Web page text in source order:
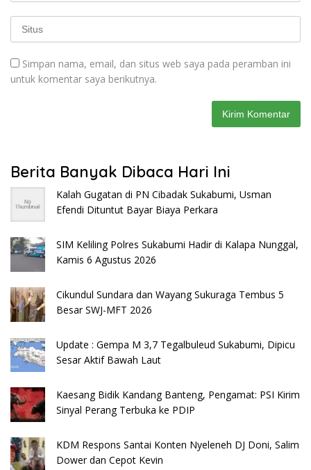
Simpan nama, email, dan situs web saya pada peramban ini
untuk komentar saya berikutnya.
Berita Banyak Dibaca Hari Ini
Kalah Gugatan di PN Cibadak Sukabumi, Usman
Efendi Dituntut Bayar Biaya Perkara
SIM Keliling Polres Sukabumi Hadir di Kalapa Nunggal,
Kamis 6 Agustus 2026
Cikundul Sundara dan Wayang Sukuraga Tembus 5
Besar SWJ-MFT 2026
Update : Gempa M 3,7 Tegalbuleud Sukabumi, Dipicu
Sesar Aktif Bawah Laut
Kaesang Bidik Kandang Banteng, Pengamat: PSI Kirim
Sinyal Perang Terbuka ke PDIP
KDM Respons Santai Konten Nyeleneh DJ Doni, Salim
Dower dan Cepot Kevin